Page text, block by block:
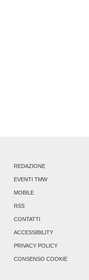
REDAZIONE
EVENTI TMW
MOBILE
RSS
CONTATTI
ACCESSIBILITY
PRIVACY POLICY
CONSENSO COOKIE